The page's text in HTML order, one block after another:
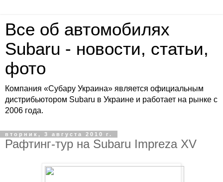
Все об автомобилях
Subaru - новости, статьи,
фото
Компания «Субару Украина» является официальным
дистрибьютором Subaru в Украине и работает на рынке с
2006 года.
вторник, 3 августа 2010 г.
Рафтинг-тур на Subaru Impreza XV